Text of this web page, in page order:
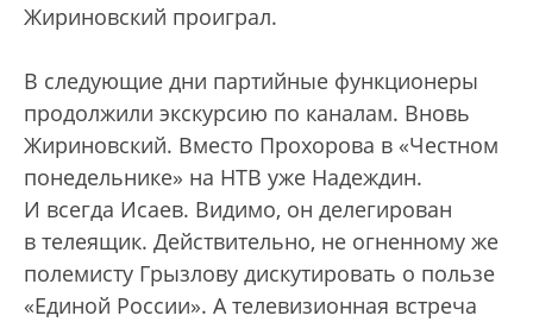
Жириновский проиграл.
В следующие дни партийные функционеры
продолжили экскурсию по каналам. Вновь
Жириновский. Вместо Прохорова в «Честном
понедельнике» на НТВ уже Надеждин.
И всегда Исаев. Видимо, он делегирован
в телеящик. Действительно, не огненному же
полемисту Грызлову дискутировать о пользе
«Единой России». А телевизионная встреча